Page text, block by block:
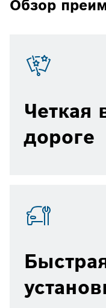
Обзор
Четкая
дороге